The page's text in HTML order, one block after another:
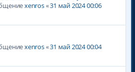
xenros«31 май 2024 00:06
xenros«31 май 2024 00:04